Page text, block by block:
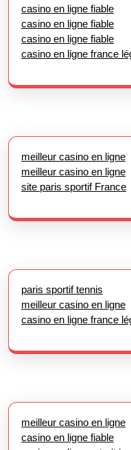
casino en ligne fiable
casino en ligne fiable
casino en ligne fiable
casino en ligne france
meilleur casino en ligne
meilleur casino en ligne
site paris sportif France
paris sportif tennis
meilleur casino en ligne
casino en ligne france
meilleur casino en ligne
casino en ligne fiable